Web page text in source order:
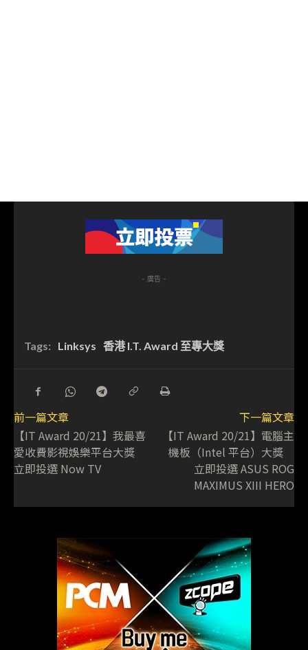
- 廣告 -
Tags: Linksys 香港 I.T. Award 至專大獎
前一篇文章
【IT Award 20/21】我最喜
愛收費影視娛樂平台大獎
立即投選 Now TV
下一篇文章
【IT Award 20/21】電腦主
機板（Intel 平台）大獎
立即投選 ASUS ROG
MAXIMUS XIII HERO